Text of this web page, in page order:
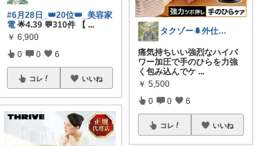
#6月28日_👑20位👑_美容家
電 🌟4.39 💬310件 【 ...
￥ 6,900
0 0 6
コレ いいね
タクゾー🌲外仕事を快適にしたい
痛気持ちいい強烈なハイパ
ワー加圧で手のひらを力強
く包み込んでケ ...
￥ 5,500
0 0 6
コレ いいね